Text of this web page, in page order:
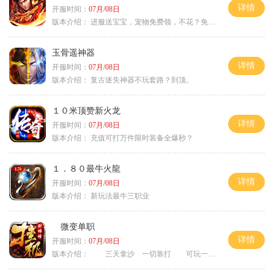
开服时间： 07月/08日
版本介绍： 进服送宝宝，宠物免费领，不花？免费通关！
详情
玉骨遥神器
开服时间： 07月/08日
版本介绍： 复古迷失神器不玩套路？到顶。
详情
１０米顶赞新火龙
开服时间： 07月/08日
版本介绍：
充值可打万件限时装备全爆秒？
详情
１．８０最牛火龍
开服时间： 07月/08日
版本介绍：
新玩法最牛三职业
详情
微变单职
开服时间： 07月/08日
版本介绍：
三天拿沙 一切靠打 可玩一年
详情